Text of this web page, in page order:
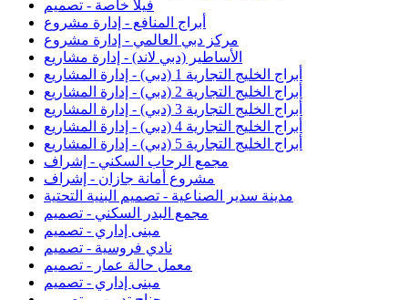
فيلا خاصة - تصميم
أبراج المنافع - إدارة مشروع
مركز دبي العالمي - إدارة مشروع
الأساطير (دبي لاند) - إدارة مشاريع
أبراج الخليج التجارية 1 (دبي) - إدارة المشاريع
أبراج الخليج التجارية 2 (دبي) - إدارة المشاريع
أبراج الخليج التجارية 3 (دبي) - إدارة المشاريع
أبراج الخليج التجارية 4 (دبي) - إدارة المشاريع
أبراج الخليج التجارية 5 (دبي) - إدارة المشاريع
مجمع الرحاب السكني - إشراف
مشروع أمانة جازان - إشراف
مدينة سدير الصناعية - تصميم البنية التحتية
مجمع البدر السكني - تصميم
مبنى إداري - تصميم
نادي فروسية - تصميم
معمل حالة عمار - تصميم
مبنى إداري - تصميم